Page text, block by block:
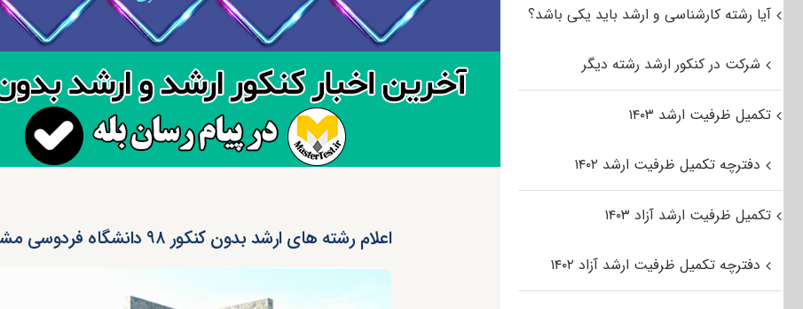
اعلام رشته های ارشد بدون کنکور ۹۸ دانشگاه فردوسی مشهد
آیا رشته کارشناسی و ارشد باید یکی باشد؟
شرکت در کنکور ارشد رشته دیگر
تکمیل ظرفیت ارشد ۱۴۰۳
دفترچه تکمیل ظرفیت ارشد ۱۴۰۲
تکمیل ظرفیت ارشد آزاد ۱۴۰۳
دفترچه تکمیل ظرفیت ارشد آزاد ۱۴۰۲